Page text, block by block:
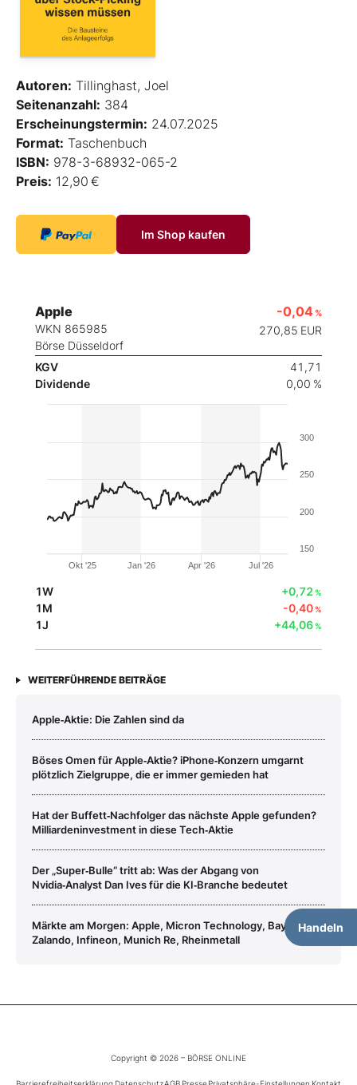
Autoren: Tillinghast, Joel
Seitenanzahl: 384
Erscheinungstermin: 24.07.2025
Format: Taschenbuch
ISBN: 978-3-68932-065-2
Preis: 12,90 €
Im Shop kaufen
Apple
WKN 865985
Börse Düsseldorf
-0,04 %
270,85 EUR
KGV
41,71
Dividende
0,00 %
Handeln
Okt '25 Jan '26 Apr '26 Jul '26
150
200
250
300
1W +0,72%
1M -0,40%
1J +44,06%
WEITERFÜHRENDE BEITRÄGE
Apple‑Aktie: Die Zahlen sind da
Böses Omen für Apple‑Aktie? iPhone‑Konzern umgarnt
plötzlich Zielgruppe, die er immer gemieden hat
Hat der Buffett‑Nachfolger das nächste Apple gefunden?
Milliardeninvestment in diese Tech‑Aktie
Der „Super‑Bulle“ tritt ab: Was der Abgang von
Nvidia‑Analyst Dan Ives für die KI‑Branche bedeutet
Märkte am Morgen: Apple, Micron Technology, Bayer,
Zalando, Infineon, Munich Re, Rheinmetall
Copyright © 2026 – BÖRSE ONLINE